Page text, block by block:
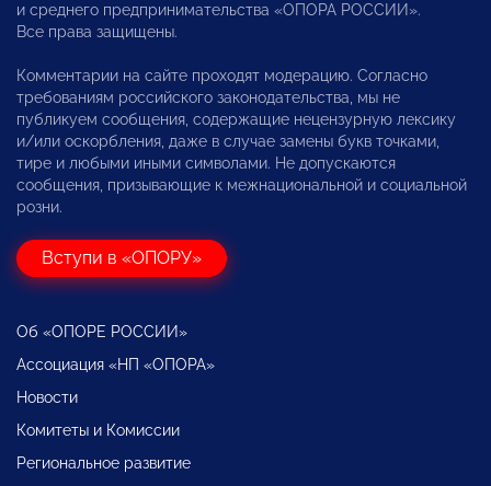
и среднего предпринимательства «ОПОРА РОССИИ».
Все права защищены.
Комментарии на сайте проходят модерацию. Согласно
требованиям российского законодательства, мы не
публикуем сообщения, содержащие нецензурную лексику
и/или оскорбления, даже в случае замены букв точками,
тире и любыми иными символами. Не допускаются
сообщения, призывающие к межнациональной и социальной
розни.
Вступи в «ОПОРУ»
Об «ОПОРЕ РОССИИ»
Ассоциация «НП «ОПОРА»
Новости
Комитеты и Комиссии
Региональное развитие